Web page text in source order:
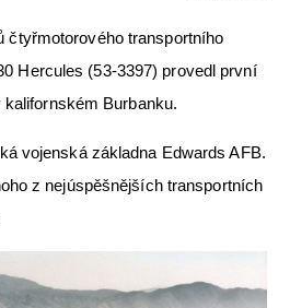
čtyřmotorového transportního
Hercules (53-3397) provedl první
Burbanku.
vojenská základna Edwards AFB.
z nejúspěšnějších transportních
Pro piloty
& speciály
videa
FR + archiv
app